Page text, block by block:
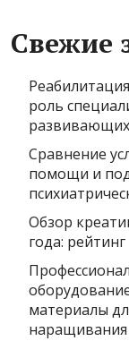
Свежие
роль
Сравнение
помощи и
Обзор
года: рейтинг
материалы